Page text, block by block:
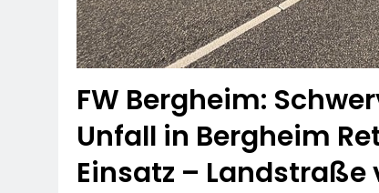
FW Bergheim:
Unfall in Bergheim
Einsatz – Landstraße